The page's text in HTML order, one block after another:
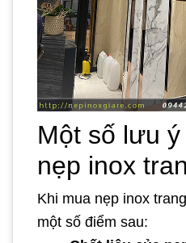
Một số lưu
nẹp inox
Khi mua nẹp inox
một số điểm sau: